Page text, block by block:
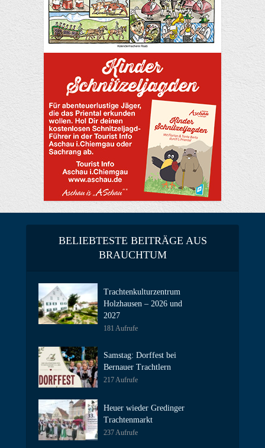
BELIEBTESTE BEITRÄGE AUS
BRAUCHTUM
Trachtenkulturzentrum
Holzhausen – 2026 und
2027
181 Aufrufe
Samstag: Dorffest bei
Bernauer Trachtlern
217 Aufrufe
Heuer wieder Gredinger
Trachtenmarkt
237 Aufrufe